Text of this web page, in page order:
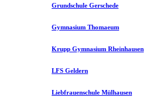
Grundschule Gerschede
Gymnasium Thomaeum
Krupp Gymnasium Rheinhausen
LFS Geldern
Liebfrauenschule Mülhausen​